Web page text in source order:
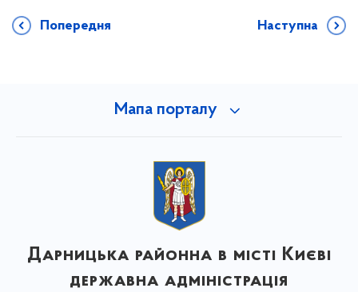
Попередня Наступна
Мапа порталу
Дарницька районна в місті Києві
державна адміністрація